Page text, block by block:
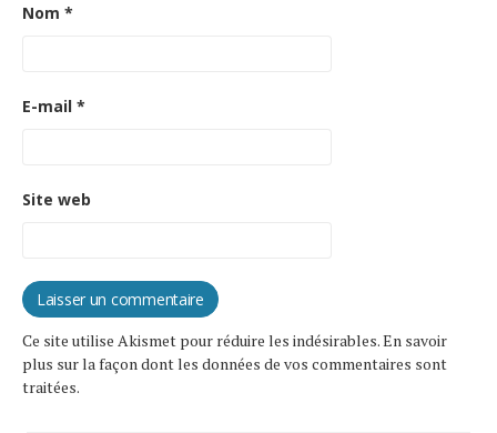
Nom *
E-mail *
Site web
Ce site utilise Akismet pour réduire les indésirables.En savoir
plus sur la façon dont les données de vos commentaires sont
traitées.